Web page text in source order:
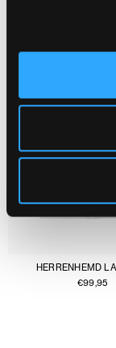
HERRENHEMD
€99,95